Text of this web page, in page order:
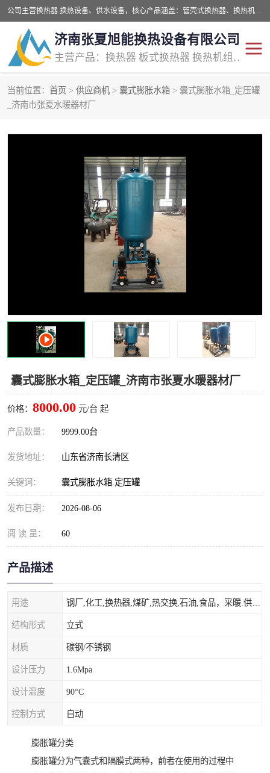
公司主营换热器.换热设备、供水设备，核心产品涵盖：管壳式换热器、换热机组、不锈钢组合式水箱、水处理设备等，提供非标设备集生产、销售、安装一体化服务，可满足全国酒店、学校、医院、商业综合体、工业项目等多场景换热与供水需求。
济南张夏旭能换热设备有限公司
主营产品：换热器 板式换热器 换热机组 供水设备 水处理设备
当前位置： 首页 > 供应商机 > 囊式膨胀水箱 > 囊式膨胀水箱_定压罐
_济南市张夏水暖器材厂
囊式膨胀水箱_定压罐_济南市张夏水暖器材厂
价格： 8000.00 元/台 起
产品数量： 9999.00台
发货地址： 山东省济南长清区
关键词： 囊式膨胀水箱.定压罐
发布日期： 2026-08-06
阅 读 量： 60
产品描述
用途
结构形式 立式
材质 碳钢/不锈钢
设计压力 1.6Mpa
设计温度 90°C
控制方式 自动
膨胀罐分类
膨胀罐分为气囊式和隔膜式两种，前者在使用的过程中
管壳式换热器
汽水换热机组 板式换热设备
定压补水装置
水处理器设备
锅炉辅机设备